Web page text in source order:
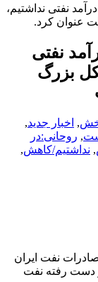
رئیس جمهور با بیان اینکه در ۳ ماهه نخست ۹۵ درآمد نفتی نداشتیم،‌
عنوان کرد.
۳ ماهه نخست ۹۵ درآمد نفتی
بزرگ
, اخبار جدید,
, روحانی:در
, نداشتیم/کاهش,
نفت ایران
80 درصد بازار از دست رفته نفت